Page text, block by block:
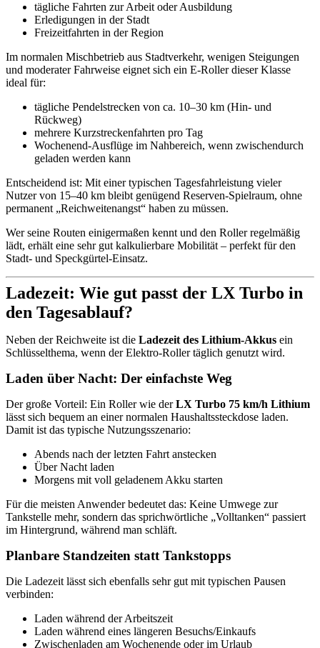
tägliche Fahrten zur Arbeit oder Ausbildung
Erledigungen in der Stadt
Freizeitfahrten in der Region
Im normalen Mischbetrieb aus Stadtverkehr, wenigen Steigungen
und moderater Fahrweise eignet sich ein E‑Roller dieser Klasse
ideal für:
tägliche Pendelstrecken von ca. 10–30 km (Hin- und
Rückweg)
mehrere Kurzstreckenfahrten pro Tag
Wochenend-Ausflüge im Nahbereich, wenn zwischendurch
geladen werden kann
Entscheidend ist: Mit einer typischen Tagesfahrleistung vieler
Nutzer von 15–40 km bleibt genügend Reserven-Spielraum, ohne
permanent „Reichweitenangst“ haben zu müssen.
Wer seine Routen einigermaßen kennt und den Roller regelmäßig
lädt, erhält eine sehr gut kalkulierbare Mobilität – perfekt für den
Stadt- und Speckgürtel-Einsatz.
Ladezeit: Wie gut passt der LX Turbo in
den Tagesablauf?
Neben der Reichweite ist die Ladezeit des Lithium-Akkus ein
Schlüsselthema, wenn der Elektro-Roller täglich genutzt wird.
Laden über Nacht: Der einfachste Weg
Der große Vorteil: Ein Roller wie derLX Turbo 75 km/h Lithium
lässt sich bequem an einer normalen Haushaltssteckdose laden.
Damit ist das typische Nutzungsszenario:
Abends nach der letzten Fahrt anstecken
Über Nacht laden
Morgens mit voll geladenem Akku starten
Für die meisten Anwender bedeutet das: Keine Umwege zur
Tankstelle mehr, sondern das sprichwörtliche „Volltanken“ passiert
im Hintergrund, während man schläft.
Planbare Standzeiten statt Tankstopps
Die Ladezeit lässt sich ebenfalls sehr gut mit typischen Pausen
verbinden:
Laden während der Arbeitszeit
Laden während eines längeren Besuchs/Einkaufs
Zwischenladen am Wochenende oder im Urlaub